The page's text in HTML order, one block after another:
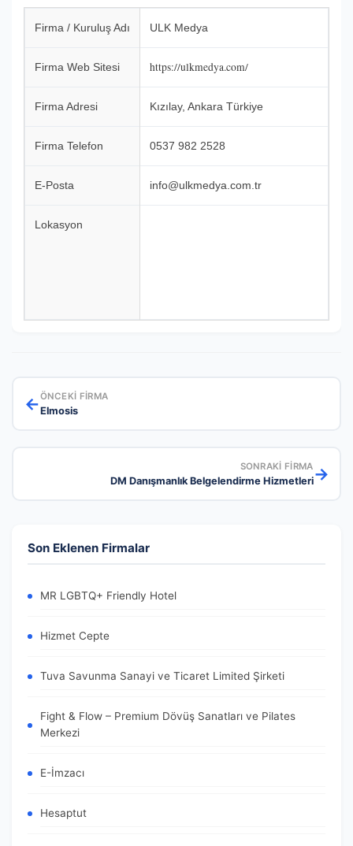
Firma / Kuruluş Adı ULK Medya
Firma Web Sitesi https://ulkmedya.com/
Firma Adresi Kızılay, Ankara Türkiye
Firma Telefon 0537 982 2528
E-Posta info@ulkmedya.com.tr
Lokasyon
←ÖNCEKI FIRMA
Elmosis
SONRAKI FIRMA
DM Danışmanlık Belgelendirme Hizmetleri→
Son Eklenen Firmalar
MR LGBTQ+ Friendly Hotel
Hizmet Cepte
Tuva Savunma Sanayi ve Ticaret Limited Şirketi
Fight & Flow – Premium Dövüş Sanatları ve Pilates
Merkezi
E-İmzacı
Hesaptut